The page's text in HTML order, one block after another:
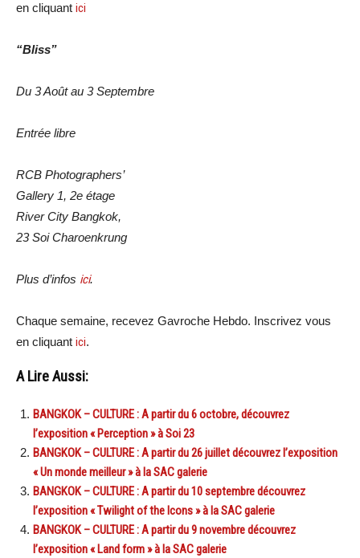
en cliquant ici
“Bliss”
Du 3 Août au 3 Septembre
Entrée libre
RCB Photographers’
Gallery 1, 2e étage
River City Bangkok,
23 Soi Charoenkrung
Plus d’infos ici.
Chaque semaine, recevez Gavroche Hebdo. Inscrivez vous
en cliquant ici.
A Lire Aussi:
BANGKOK – CULTURE : A partir du 6 octobre, découvrez
l’exposition « Perception » à Soi 23
BANGKOK – CULTURE : A partir du 26 juillet découvrez l’exposition
« Un monde meilleur » à la SAC galerie
BANGKOK – CULTURE : A partir du 10 septembre découvrez
l’exposition « Twilight of the Icons » à la SAC galerie
BANGKOK – CULTURE : A partir du 9 novembre découvrez
l’exposition « Land form » à la SAC galerie